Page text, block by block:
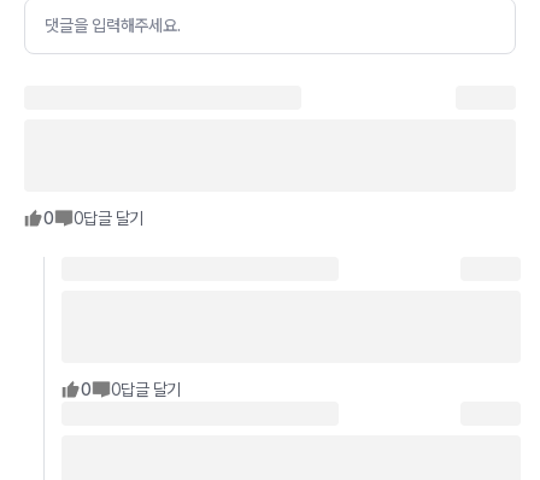
댓글을 입력해주세요.
0 0답글 달기
0 0답글 달기